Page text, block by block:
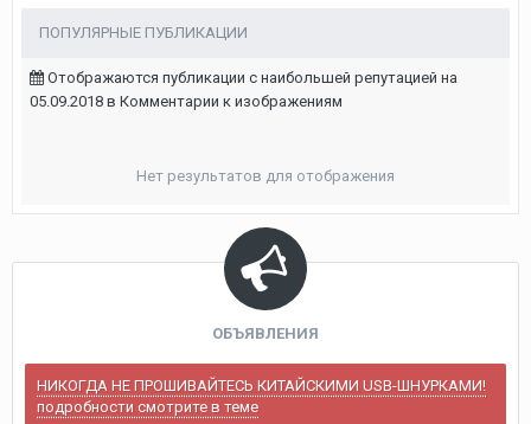
ПОПУЛЯРНЫЕ ПУБЛИКАЦИИ
Отображаются публикации с наибольшей репутацией на
05.09.2018 в Комментарии к изображениям
Нет результатов для отображения
ОБЪЯВЛЕНИЯ
НИКОГДА НЕ ПРОШИВАЙТЕСЬ КИТАЙСКИМИ USB-ШНУРКАМИ!
подробности смотрите в теме